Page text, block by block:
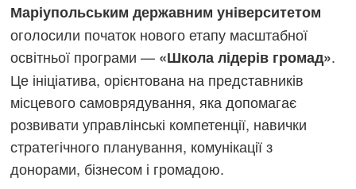
Маріупольським державним університетом
оголосили початок нового етапу масштабної
освітньої програми — «Школа лідерів громад».
Це ініціатива, орієнтована на представників
місцевого самоврядування, яка допомагає
розвивати управлінські компетенції, навички
стратегічного планування, комунікації з
донорами, бізнесом і громадою.